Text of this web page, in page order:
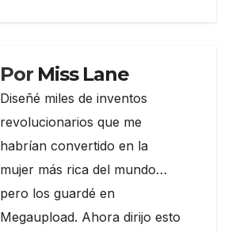
Por Miss Lane
Diseñé miles de inventos
revolucionarios que me
habrían convertido en la
mujer más rica del mundo…
pero los guardé en
Megaupload. Ahora dirijo esto